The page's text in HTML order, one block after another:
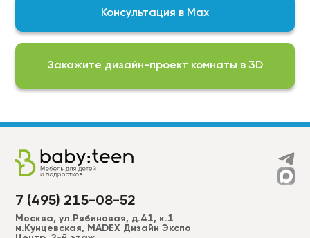
реализации любой задумки:
Фурнитура BLUM\DTC;
ЛДСП EGGER;
Пластики ALVIC, CLEAF, FENIX, AGT, EVOGLOSS и др.
вариантов фрезеровки для фасадов + фрезеровки
Широкий ассортимент ручек, а также без ручек
“push to open”.
Консультация в Max
Закажите дизайн-проект комнаты в 3D
7 (495) 215-08-52
Москва, ул.Рябиновая, д.41, к.1
м.Кунцевская, MADEX Дизайн Экспо